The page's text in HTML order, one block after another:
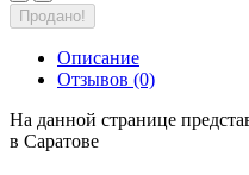
Продано!
Описание
Отзывов (0)
На данной странице
в Саратове